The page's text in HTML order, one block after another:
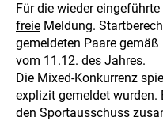
Für die wieder
freie Meldung.
gemeldeten Paare gemäß
vom 11.12. des Jahres.
Die Mixed-Konkurrenz
explizit gemeldet wurden.
den Sportausschuss